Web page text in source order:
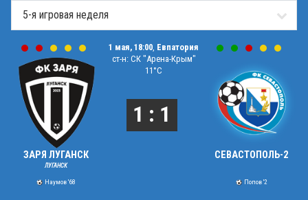
ЗАРЯ ЛУГАНСК
ЛУГАНСК
Наумов '68
1 мая, 18:00 Евпатория
ст-н: СК "Арена-Крым"
11°C
1 : 1
СЕВАСТОПОЛЬ-2
Попов '2